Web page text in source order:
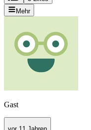
Mehr
Gast